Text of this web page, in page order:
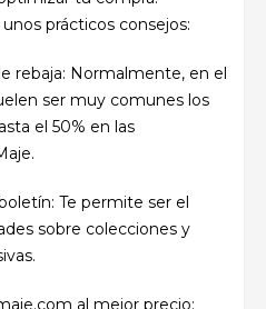
prácticos consejos:
rebaja: Normalmente, en el
ser muy comunes los
el 50% en las
Te permite ser el
sobre colecciones y